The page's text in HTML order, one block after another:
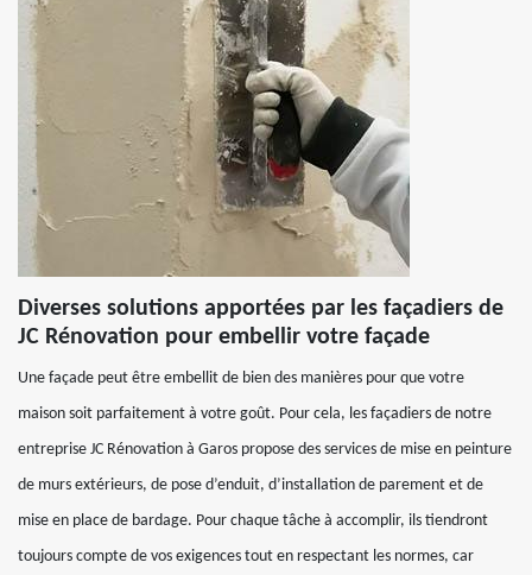
Diverses solutions apportées par les façadiers de
JC Rénovation pour embellir votre façade
Une façade peut être embellit de bien des manières pour que votre
maison soit parfaitement à votre goût. Pour cela, les façadiers de notre
entreprise JC Rénovation à Garos propose des services de mise en peinture
de murs extérieurs, de pose d’enduit, d’installation de parement et de
mise en place de bardage. Pour chaque tâche à accomplir, ils tiendront
toujours compte de vos exigences tout en respectant les normes, car